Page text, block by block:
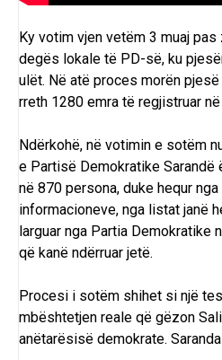
Ky votim vjen vetëm 3 muaj pas
degës lokale të PD-së, ku
ulët. Në atë proces morën
rreth 1280 emra të regjistruar
Ndërkohë, në votimin e sotëm
e Partisë Demokratike Sarandë
në 870 persona, duke hequr
informacioneve, nga listat janë
larguar nga Partia Demokratike
që kanë ndërruar jetë.
Procesi i sotëm shihet si një
mbështetjen reale që gëzon
anëtarësisë demokrate.